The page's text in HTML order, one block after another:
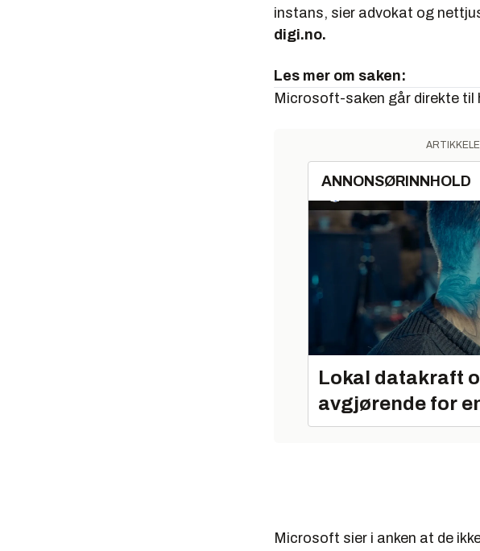
instans, sier advokat og
digi.no.
Les mer om saken:
Microsoft-saken går direkte til
ANNONSØRINNHOLD
Lokal datakraft
avgjørende for
Microsoft sier i anken at de